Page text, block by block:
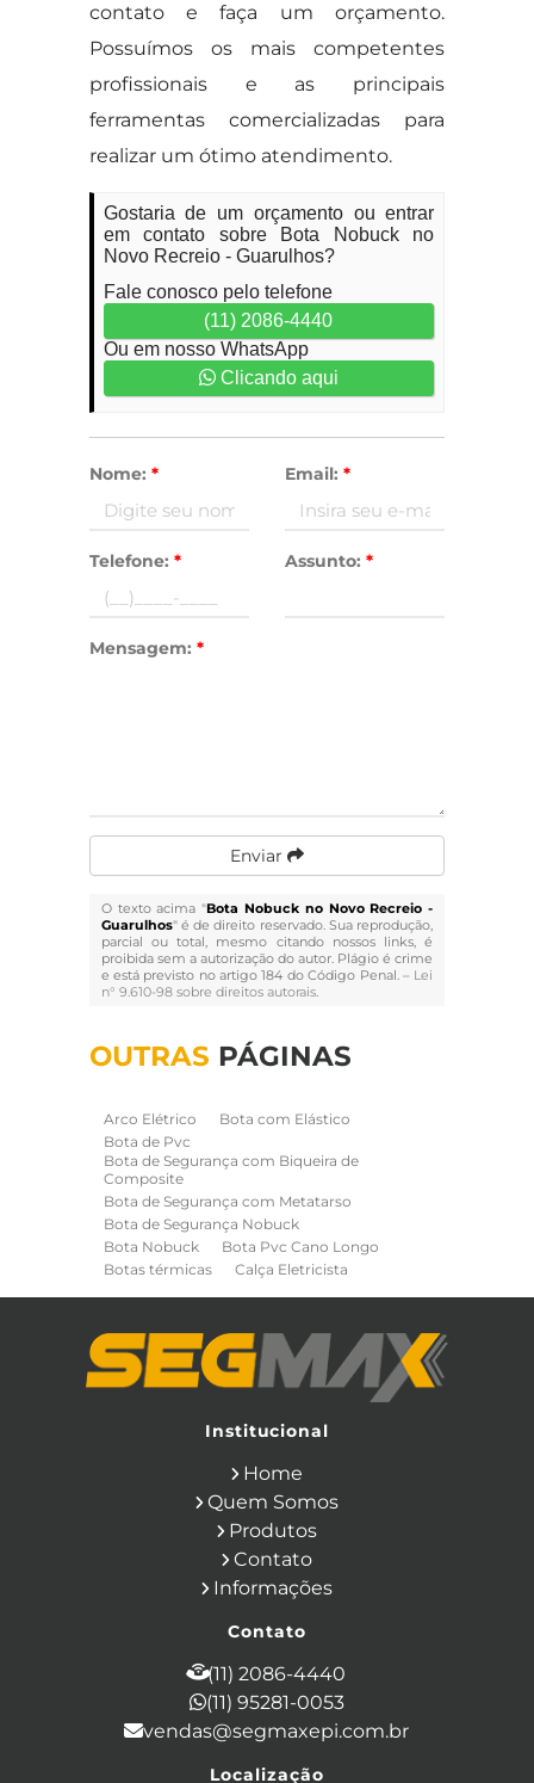
contato e faça um orçamento.
Possuímos os mais competentes
profissionais e as principais
ferramentas comercializadas para
realizar um ótimo atendimento.
Gostaria de um orçamento ou entrar
em contato sobre Bota Nobuck no
Novo Recreio - Guarulhos?
Fale conosco pelo telefone
(11) 2086-4440
Ou em nosso WhatsApp
Clicando aqui
Nome: * Email: *
Telefone: * Assunto: *
Mensagem: *
Enviar
O texto acima "Bota Nobuck no Novo Recreio -
Guarulhos" é de direito reservado. Sua reprodução,
parcial ou total, mesmo citando nossos links, é
proibida sem a autorização do autor. Plágio é crime
e está previsto no artigo 184 do Código Penal. – Lei
n° 9.610-98 sobre direitos autorais.
OUTRAS PÁGINAS
Arco Elétrico
Bota com Elástico
Bota de Pvc
Bota de Segurança com Biqueira de
Composite
Bota de Segurança com Metatarso
Bota de Segurança Nobuck
Bota Nobuck
Bota Pvc Cano Longo
Botas térmicas
Calça Eletricista
Capa de Chuva
Cinto de Segurança para Eletricista
Cinto de Seguranca Paraquedista
Cone de Sinalização
Equipamentos de Construcao Civil
Ferramentas Eletricas
Ferramentas Isoladas
Ferramentas Manuais para Construção
Filtro para Respirador
Japona Térmica para Câmara Fria
Luva de Cobertura
Luva Isolante
Luvas para Produtos Químicos
Macacão Contra Agentes Químicos
Macacão de Segurança
Máscara de Proteção Respiratória com
Mascara de Solda Automatica
Institucional
Home
Quem Somos
Produtos
Contato
Informações
Contato
(11) 2086-4440
(11) 95281-0053
vendas@segmaxepi.com.br
Localização